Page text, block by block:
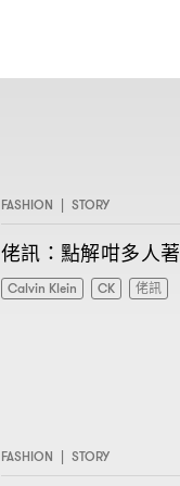
FASHION | STORY
佬訊 ： 點解咁多人著
Calvin Klein CK 佬訊
FASHION | STORY